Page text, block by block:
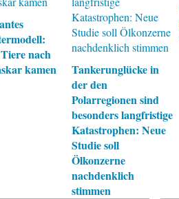
nach
kamen
Tankerunglücke in
der den
Polarregionen sind
besonders langfristige
Katastrophen: Neue
Studie soll
Ölkonzerne
nachdenklich
stimmen